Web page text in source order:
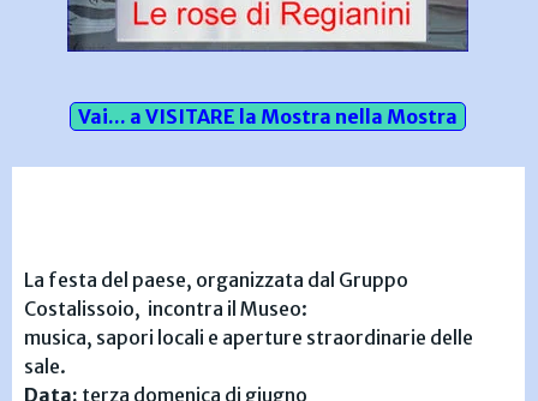
Vai... a VISITARE la Mostra nella Mostra
La festa del paese, organizzata dal Gruppo
Costalissoio, incontra il Museo:
musica, sapori locali e aperture straordinarie delle
sale.
Data: terza domenica di giugno